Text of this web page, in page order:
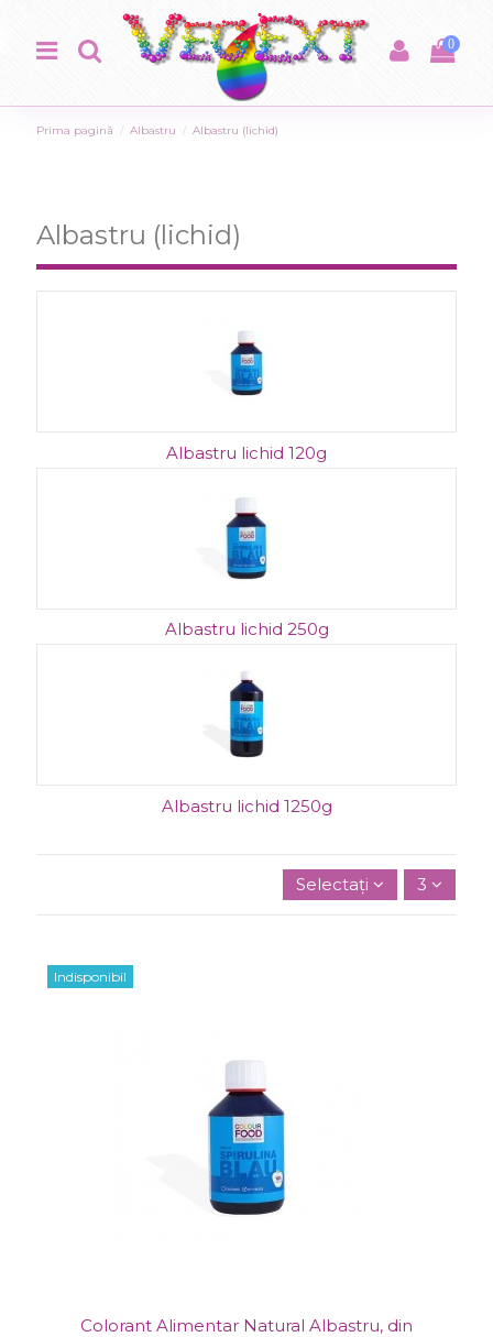
0
Prima pagină Albastru Albastru (lichid)
Albastru (lichid)
Albastru lichid 120g
Albastru lichid 250g
Albastru lichid 1250g
Selectați 3
Indisponibil
Colorant Alimentar Natural Albastru, din